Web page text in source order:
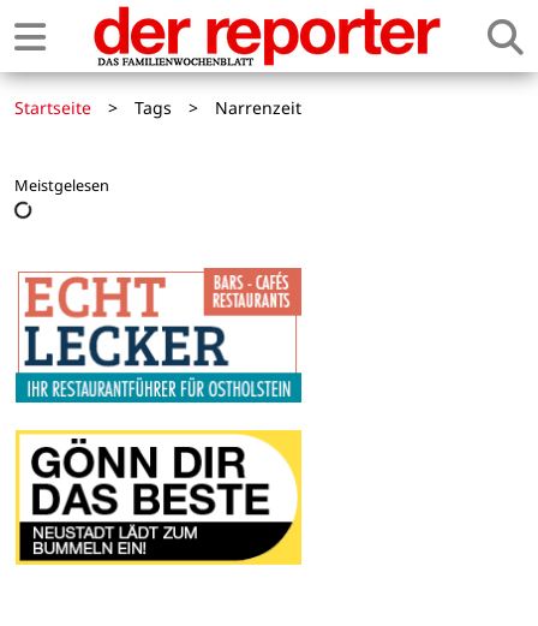
Startseite > Tags > Narrenzeit
Meistgelesen